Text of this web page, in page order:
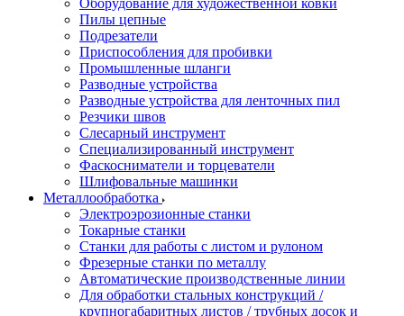
Оборудование для художественной ковки
Пилы цепные
Подрезатели
Приспособления для пробивки
Промышленные шланги
Разводные устройства
Разводные устройства для ленточных пил
Резчики швов
Слесарный инструмент
Специализированный инструмент
Фаскосниматели и торцеватели
Шлифовальные машинки
Металлообработка
Электроэрозионные станки
Токарные станки
Станки для работы с листом и рулоном
Фрезерные станки по металлу
Автоматические производственные линии
Для обработки стальных конструкций /
крупногабаритных листов / трубных досок и